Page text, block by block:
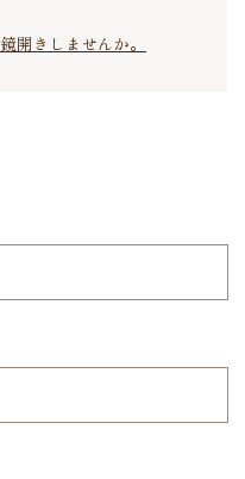
開きしませんか。